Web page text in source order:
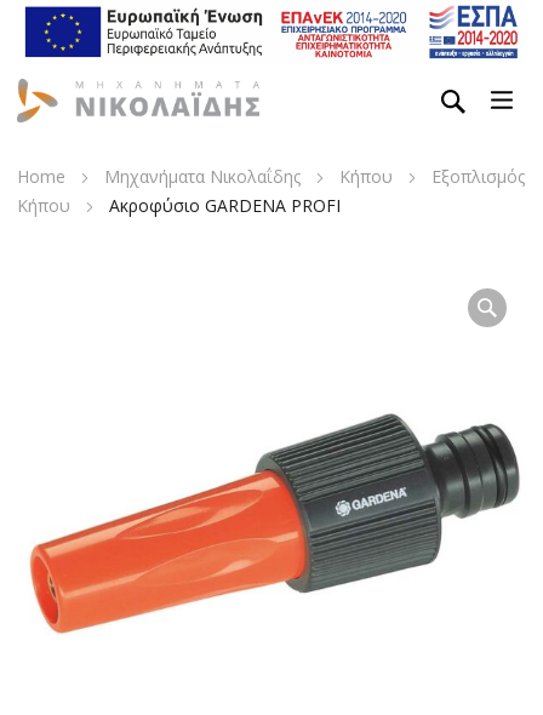
Home Μηχανήματα Νικολαΐδης Κήπου
Εξοπλισμός
Κήπου
Ακροφύσιο GARDENA PROFI